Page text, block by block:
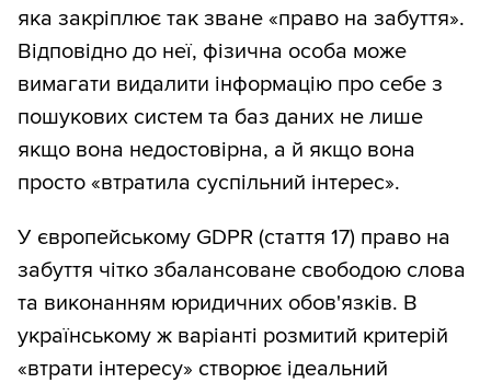
яка закріплює так зване «право на забуття».
Відповідно до неї, фізична особа може
вимагати видалити інформацію про себе з
пошукових систем та баз даних не лише
якщо вона недостовірна, а й якщо вона
просто «втратила суспільний інтерес».
У європейському GDPR (стаття 17) право на
забуття чітко збалансоване свободою слова
та виконанням юридичних обов'язків. В
українському ж варіанті розмитий критерій
«втрати інтересу» створює ідеальний